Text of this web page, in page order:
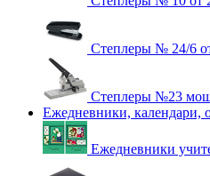
Степлеры № 24/6
Степлеры №23
Ежедневники, календари,
Ежедневники